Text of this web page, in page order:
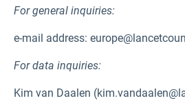
For general inquiries:
e-mail address:
For data inquiries:
Kim van Daalen